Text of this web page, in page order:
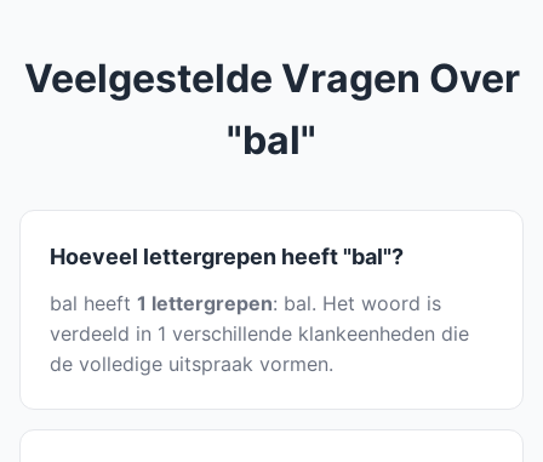
Veelgestelde Vragen Over
"bal"
Hoeveel lettergrepen heeft "bal"?
bal heeft 1 lettergrepen: bal. Het woord is
verdeeld in 1 verschillende klankeenheden die
de volledige uitspraak vormen.